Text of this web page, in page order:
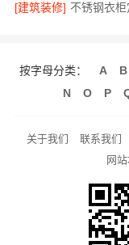
[建筑装修]
按字母分类： A B
N
O P
关于我们 联系我们
网